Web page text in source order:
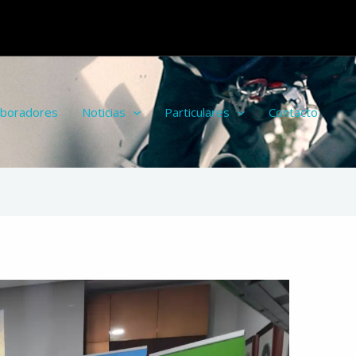
Noticias Particulares Contacto